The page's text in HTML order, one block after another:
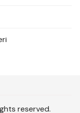
reserved.